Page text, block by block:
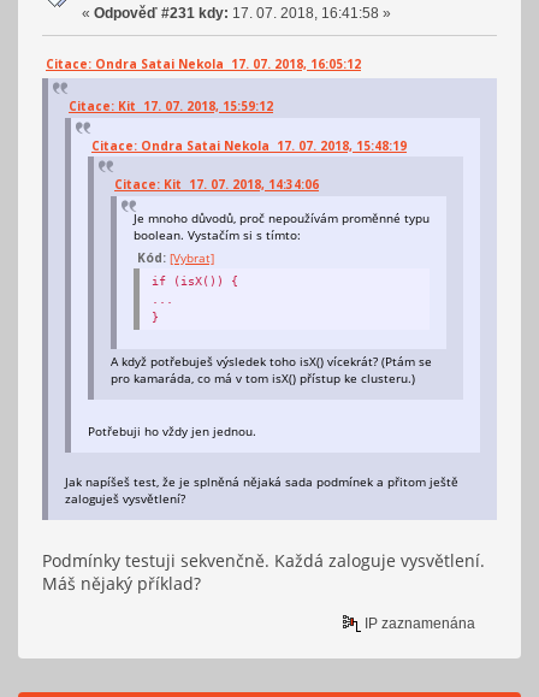
« Odpověď #231 kdy: 17. 07. 2018, 16:41:58 »
Citace: Ondra Satai Nekola 17. 07. 2018, 16:05:12
Citace: Kit 17. 07. 2018, 15:59:12
Citace: Ondra Satai Nekola 17. 07. 2018, 15:48:19
Citace: Kit 17. 07. 2018, 14:34:06
Je mnoho důvodů, proč nepoužívám proměnné typu
boolean. Vystačím si s tímto:
Kód: [Vybrat]
if (isX()) {
}
A když potřebuješ výsledek toho isX() vícekrát? (Ptám se
pro kamaráda, co má v tom isX() přístup ke clusteru.)
Potřebuji ho vždy jen jednou.
Jak napíšeš test, že je splněná nějaká sada podmínek a přitom ještě
zaloguješ vysvětlení?
Podmínky testuji sekvenčně. Každá zaloguje vysvětlení.
Máš nějaký příklad?
IP zaznamenána